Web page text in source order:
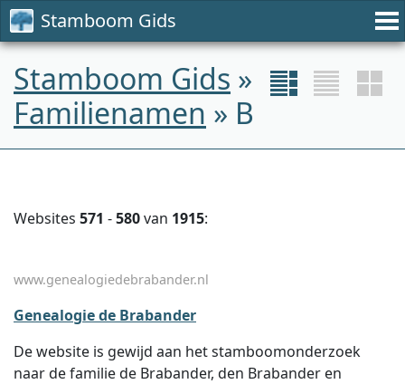
Stamboom Gids
Stamboom Gids »
Familienamen » B
Websites 571 -580van 1915:
www.genealogiedebrabander.nl
Genealogie de Brabander
De website is gewijd aan het stamboomonderzoek
naar de familie de Brabander, den Brabander en